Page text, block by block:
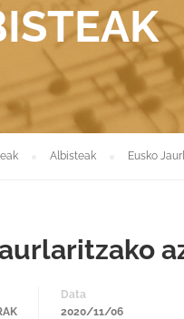
Albisteak Eusko
Data
2020/11/06